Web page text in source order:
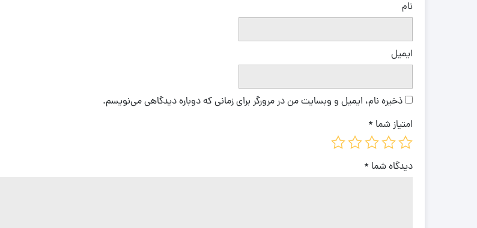
نام
ایمیل
ذخیره نام، ایمیل و وبسایت من در مرورگر برای زمانی که دوباره دیدگاهی می‌نویسم.
امتیاز شما *
دیدگاه شما *